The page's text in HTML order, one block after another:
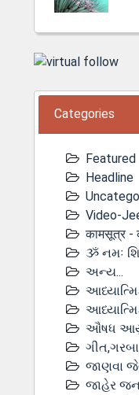
Categories
Featured
Headline
Video-
कामसूत्र -
ૐ નમઃ
અન્ય...
ઔષધ
જાણવા
જાહેર